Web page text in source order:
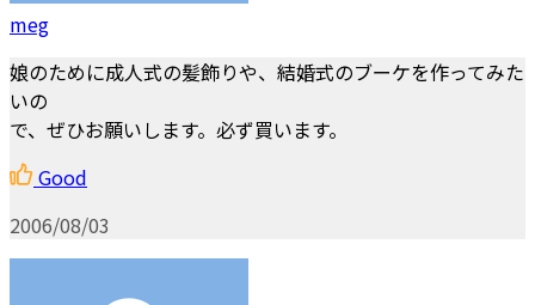
meg
娘のために成人式の髪飾りや、結婚式のブーケを作ってみた
いの
で、ぜひお願いします。必ず買います。
Good
2006/08/03